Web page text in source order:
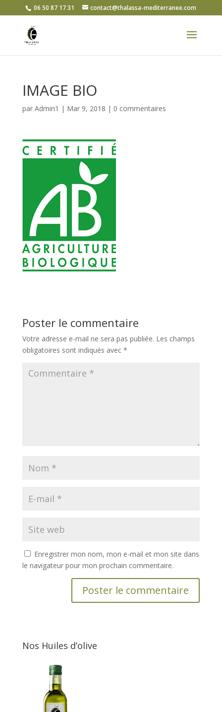
06 50 87 17 31 contact@thalassa-mediterranee.com
IMAGE BIO
par Admin1 | Mar 9, 2018 | 0 commentaires
Poster le commentaire
Votre adresse e-mail ne sera pas publiée. Les champs
obligatoires sont indiqués avec *
Enregistrer mon nom, mon e-mail et mon site dans
le navigateur pour mon prochain commentaire.
Nos Huiles d’olive